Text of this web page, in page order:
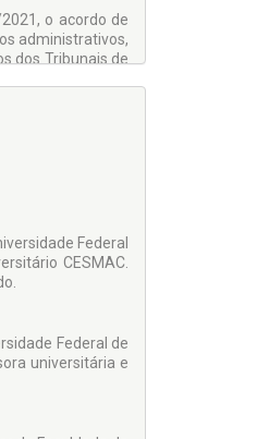
o acordo de
administrativos,
dos Tribunais de
Federal
CESMAC.
Federal de
universitária e